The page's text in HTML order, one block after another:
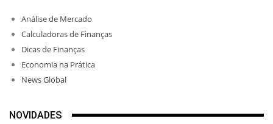
Análise de Mercado
Calculadoras de Finanças
Dicas de Finanças
Economia na Prática
News Global
NOVIDADES